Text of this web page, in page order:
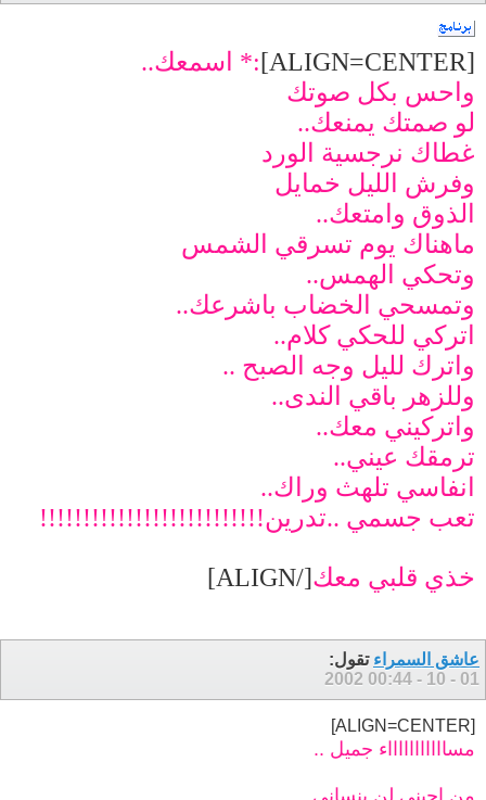
[ALIGN=CENTER]
:* اسمعك..
واحس بكل صوتك
لو صمتك يمنعك..
غطاك نرجسية الورد
وفرش الليل خمايل
الذوق وامتعك..
ماهناك يوم تسرقي الشمس
وتحكي الهمس..
وتمسحي الخضاب باشرعك..
اتركي للحكي كلام..
واترك لليل وجه الصبح ..
وللزهر باقي الندى..
واتركيني معك..
ترمقك عيني..
انفاسي تلهث وراك..
تعب جسمي ..تدرين!!!!!!!!!!!!!!!!!!!!!!!!!!
خذي قلبي معك[/ALIGN]
عاشق السمراء تقول:
01 - 10 - 2002
00:44
[ALIGN=CENTER]
مساااااااااااء جميل ..
من احبني لن ينساني ..